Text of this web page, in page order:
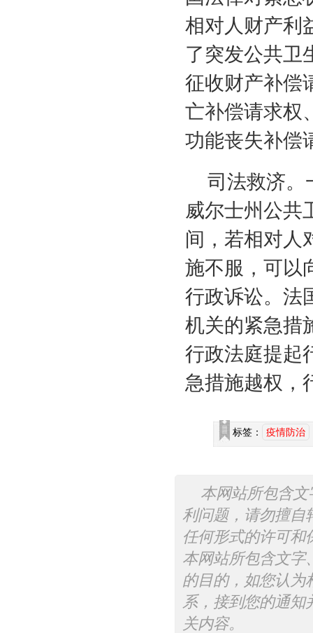
相对人财产利
了突发公共卫
征收财产补偿
亡补偿请求权
功能丧失补偿
司法救济。
威尔士州公共
间，若相对人
施不服，可以
行政诉讼。法
机关的紧急措
行政法庭提起
急措施越权，
标签： 疫情防治
本网站所包含
利问题，请勿擅自
任何形式的许可和
本网站所包含文字
的目的，如您认为
系，接到您的通知
关内容。